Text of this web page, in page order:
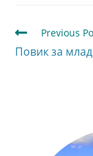
Previous
Повик за